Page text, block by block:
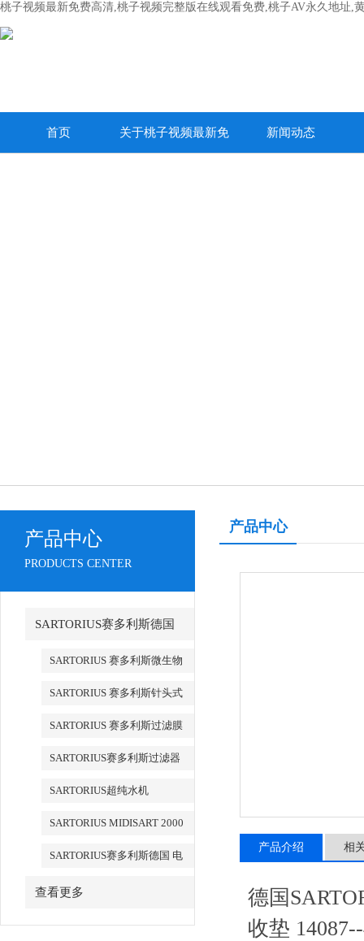
桃子视频最新免费高清,桃子视频完整版在线观看免费,桃子AV永久地址,
首页 关于桃子视频最新免 新闻动态
产品中心
PRODUCTS CENTER
SARTORIUS赛多利斯德国
SARTORIUS 赛多利斯微生物
SARTORIUS 赛多利斯针头式
SARTORIUS 赛多利斯过滤膜
SARTORIUS赛多利斯过滤器
SARTORIUS超纯水机
SARTORIUS MIDISART 2000
SARTORIUS赛多利斯德国 电
查看更多
产品中心
产品介绍 相
德国
收垫